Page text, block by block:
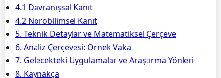
4.1 Davranışsal Kanıt
4.2 Nörobilimsel Kanıt
5. Teknik Detaylar ve Matematiksel Çerçeve
6. Analiz Çerçevesi: Örnek Vaka
7. Gelecekteki Uygulamalar ve Araştırma Yönleri
8. Kaynakça